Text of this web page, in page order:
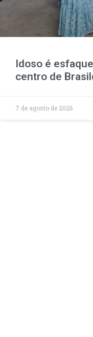
Idoso é
centro de
7 de agosto de 2026